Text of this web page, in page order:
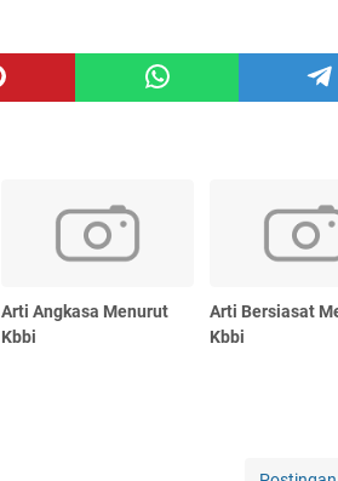
Arti Angkasa Menurut
Kbbi
Arti Bersiasat
Kbbi